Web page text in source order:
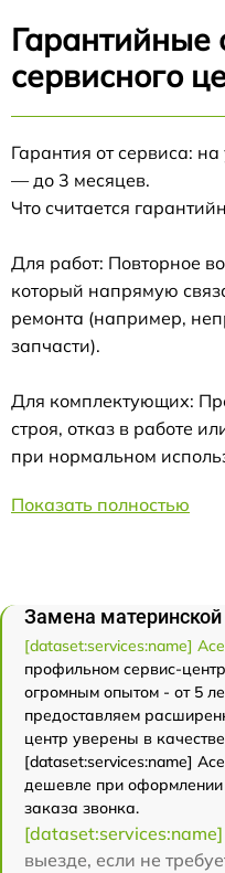
Гарантийные
сервисного
Гарантия от сервиса:
— до 3 месяцев.
Что считается
Для работ: Повторное
который напрямую
ремонта (например,
запчасти).
Для комплектующих:
строя, отказ в работе
при нормальном
Показать полностью
Замена
[dataset:services:name]
профильном сервис-
огромным опытом - от 5
предоставляем
центр уверены в
[dataset:services:name]
дешевле при
заказа звонка.
выезде, если не